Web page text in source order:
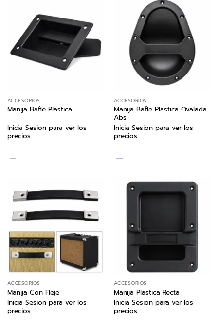
ACCESORIOS
Manija Bafle Plastica
Inicia Sesion para ver los
precios
ACCESORIOS
Manija Bafle Plastica Ovalada
Abs
Inicia Sesion para ver los
precios
ACCESORIOS
Manija Con Fleje
Inicia Sesion para ver los
precios
ACCESORIOS
Manija Plastica Recta
Inicia Sesion para ver los
precios